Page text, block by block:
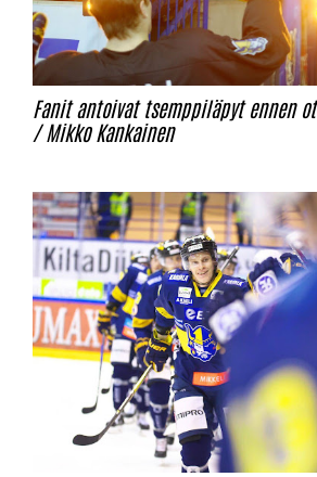
Fanit antoivat tsemppiläpyt ennen
/ Mikko Kankainen